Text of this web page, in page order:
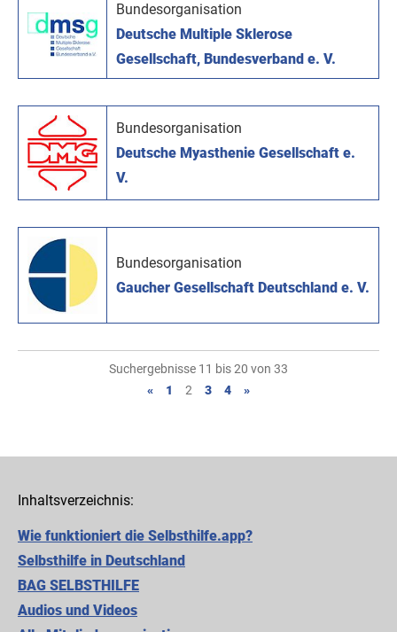
Bundesorganisation
Deutsche Multiple Sklerose
Gesellschaft, Bundesverband e. V.
Bundesorganisation
Deutsche Myasthenie Gesellschaft e.
V.
Bundesorganisation
Gaucher Gesellschaft Deutschland e. V.
Suchergebnisse 11 bis 20 von 33
«
1 2 3 4 »
Inhaltsverzeichnis:
Wie funktioniert die Selbsthilfe.app?
Selbsthilfe in Deutschland
BAG SELBSTHILFE
Audios und Videos